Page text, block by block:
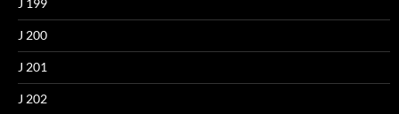
J 200
J 201
J 202